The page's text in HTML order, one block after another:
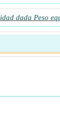
dada Peso